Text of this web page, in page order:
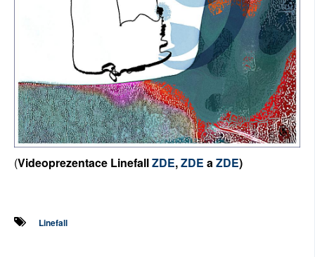
(Videoprezentace LinefallZDE,ZDE a ZDE)
Linefall